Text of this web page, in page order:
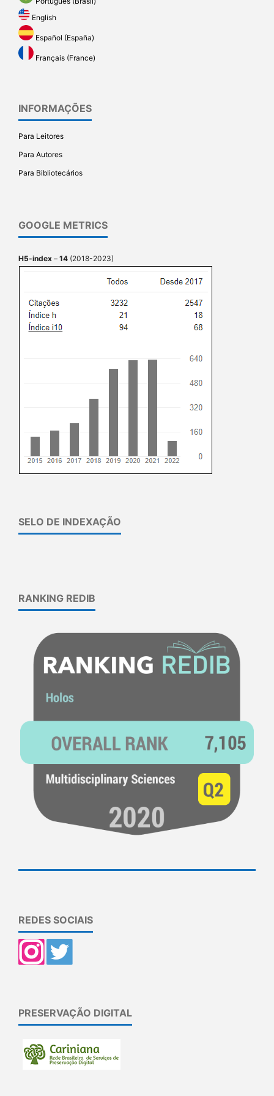
English
Español (España)
Français (France)
INFORMAÇÕES
Para Leitores
Para Autores
Para Bibliotecários
GOOGLE METRICS
H5-index – 14 (2018-2023)
SELO DE INDEXAÇÃO
RANKING REDIB
REDES SOCIAIS
PRESERVAÇÃO DIGITAL